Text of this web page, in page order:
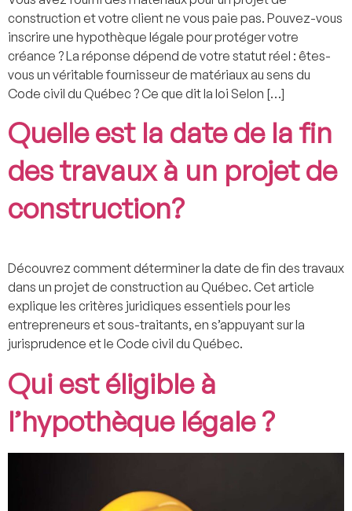
construction et votre client ne vous paie pas. Pouvez-vous
inscrire une hypothèque légale pour protéger votre
créance ? La réponse dépend de votre statut réel : êtes-
vous un véritable fournisseur de matériaux au sens du
Code civil du Québec ? Ce que dit la loi Selon […]
Quelle est la date de la fin
des travaux à un projet de
construction?
Découvrez comment déterminer la date de fin des travaux
dans un projet de construction au Québec. Cet article
explique les critères juridiques essentiels pour les
entrepreneurs et sous-traitants, en s’appuyant sur la
jurisprudence et le Code civil du Québec.
Qui est éligible à
l’hypothèque légale ?